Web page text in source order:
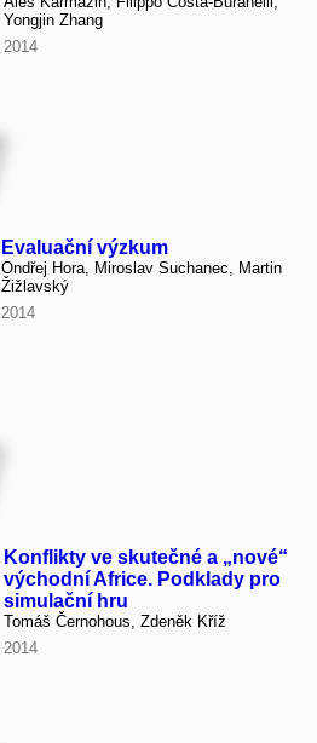
Yongjin Zhang
2014
Evaluační výzkum
Ondřej Hora, Miroslav Suchanec, Martin
Žižlavský
2014
Konflikty ve skutečné a „nové“
východní Africe. Podklady pro
simulační hru
Tomáš Černohous, Zdeněk Kříž
2014